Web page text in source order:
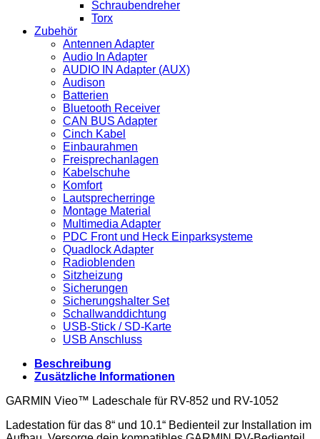
Schraubendreher
Torx
Zubehör
Antennen Adapter
Audio In Adapter
AUDIO IN Adapter (AUX)
Audison
Batterien
Bluetooth Receiver
CAN BUS Adapter
Cinch Kabel
Einbaurahmen
Freisprechanlagen
Kabelschuhe
Komfort
Lautsprecherringe
Montage Material
Multimedia Adapter
PDC Front und Heck Einparksysteme
Quadlock Adapter
Radioblenden
Sitzheizung
Sicherungen
Sicherungshalter Set
Schallwanddichtung
USB-Stick / SD-Karte
USB Anschluss
Beschreibung
Zusätzliche Informationen
GARMIN Vieo™ Ladeschale für RV-852 und RV-1052
Ladestation für das 8“ und 10.1“ Bedienteil zur Installation im